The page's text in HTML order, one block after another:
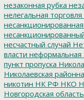
незаконная рубка
нелегальная торговля
несчастный случай
власти неформальная
пункт пропуска
Николаевская
никотин НК РФ НКО
Новгородская область